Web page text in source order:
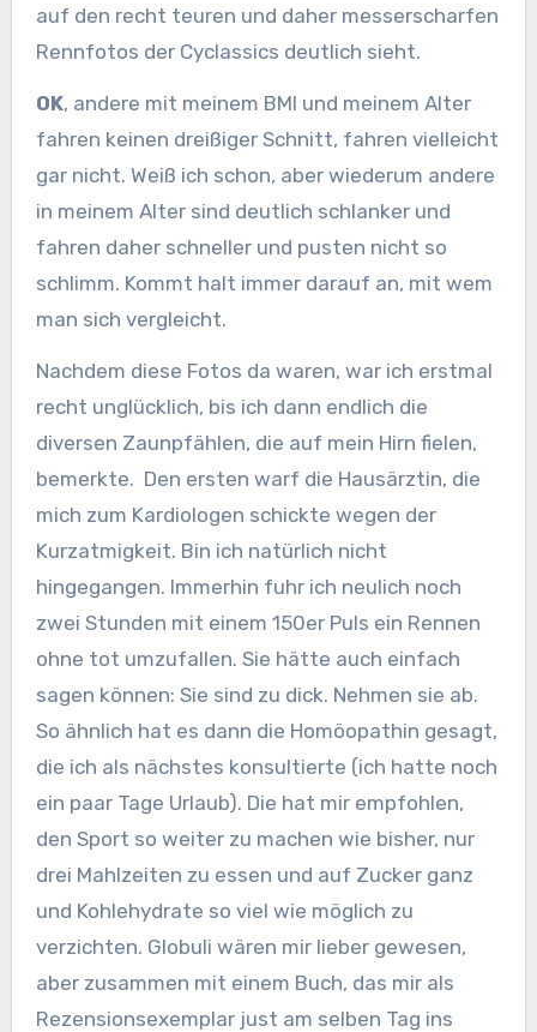
auf den recht teuren und daher messerscharfen
Rennfotos der Cyclassics deutlich sieht.
OK, andere mit meinem BMI und meinem Alter
fahren keinen dreißiger Schnitt, fahren vielleicht
gar nicht. Weiß ich schon, aber wiederum andere
in meinem Alter sind deutlich schlanker und
fahren daher schneller und pusten nicht so
schlimm. Kommt halt immer darauf an, mit wem
man sich vergleicht.
Nachdem diese Fotos da waren, war ich erstmal
recht unglücklich, bis ich dann endlich die
diversen Zaunpfählen, die auf mein Hirn fielen,
bemerkte. Den ersten warf die Hausärztin, die
mich zum Kardiologen schickte wegen der
Kurzatmigkeit. Bin ich natürlich nicht
hingegangen. Immerhin fuhr ich neulich noch
zwei Stunden mit einem 150er Puls ein Rennen
ohne tot umzufallen. Sie hätte auch einfach
sagen können: Sie sind zu dick. Nehmen sie ab.
So ähnlich hat es dann die Homöopathin gesagt,
die ich als nächstes konsultierte (ich hatte noch
ein paar Tage Urlaub). Die hat mir empfohlen,
den Sport so weiter zu machen wie bisher, nur
drei Mahlzeiten zu essen und auf Zucker ganz
und Kohlehydrate so viel wie möglich zu
verzichten. Globuli wären mir lieber gewesen,
aber zusammen mit einem Buch, das mir als
Rezensionsexemplar just am selben Tag ins